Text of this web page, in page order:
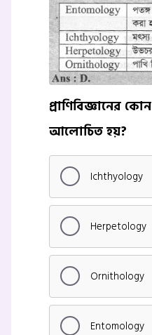
প্রাণিবিজ্ঞানের
আলোচিত হয়?
Ichthyology
Herpetology
Ornithology
Entomology